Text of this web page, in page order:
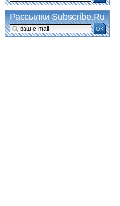
Рассылки Subscribe.Ru
ОК